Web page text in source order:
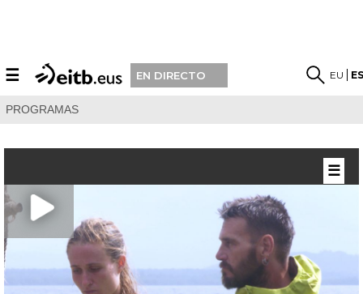
☰ EN DIRECTO EU
PROGRAMAS
☰